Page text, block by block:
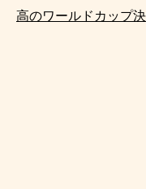
高のワールドカップ